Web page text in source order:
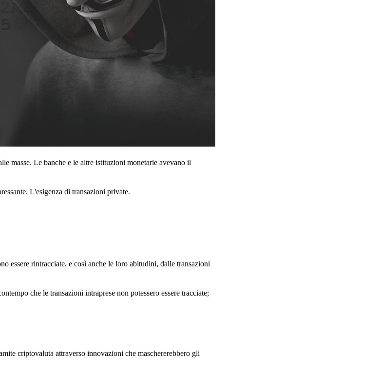
masse. Le banche e le altre istituzioni monetarie avevano il
L'esigenza di transazioni private.
essere rintracciate, e così anche le loro abitudini, dalle transazioni
che le transazioni intraprese non potessero essere tracciate;
criptovaluta attraverso innovazioni che maschererebbero gli